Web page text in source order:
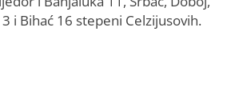
i Bihać 16 stepeni Celzijusovih.